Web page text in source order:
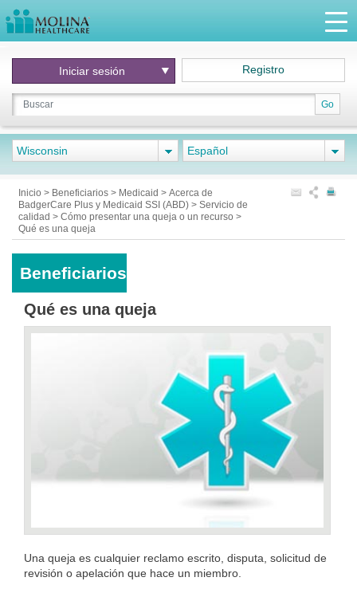
Go
Iniciar sesión Registro
Wisconsin Español
Inicio > Beneficiarios > Medicaid > Acerca de
BadgerCare Plus y Medicaid SSI (ABD) > Servicio de
calidad > Cómo presentar una queja o un recurso >
Qué es una queja
Beneficiarios
Qué es una queja
Una queja es cualquier reclamo escrito, disputa, solicitud de
revisión o apelación que hace un miembro.